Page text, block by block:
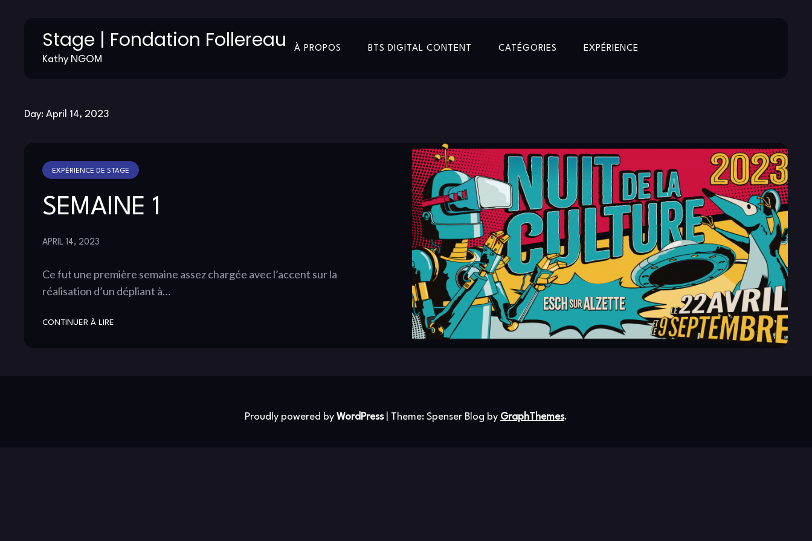
Stage | Fondation Follereau
Kathy NGOM
À PROPOS BTS DIGITAL CONTENT CATÉGORIES EXPÉRIENCE
Day: April 14, 2023
EXPÉRIENCE DE STAGE
SEMAINE 1
APRIL 14, 2023
Ce fut une première semaine assez chargée avec l’accent sur la
réalisation d’un dépliant à…
CONTINUER À LIRE
Proudly powered by WordPress Theme: Spenser Blog by GraphThemes.